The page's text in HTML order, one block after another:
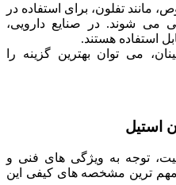
تفلون، برای استفاده در
می‌ شوند. در صنایع دارویی،
استفاده‌ هستند.
می ‌توان بهترین گزینه را
استیل
توجه به ویژگی ‌های فنی و
‌ترین مشخصه‌ های کیفی این